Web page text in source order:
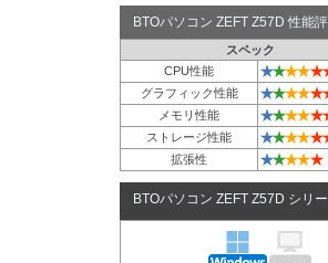
BTOパソコン ZEFT Z57D 性能
スペック
CPU性能
★★★★★
グラフィック性能 ★★★★★
メモリ性能 ★★★★★
ストレージ性能 ★★★★★
拡張性 ★★★★★
BTOパソコン ZEFT Z57D シリ